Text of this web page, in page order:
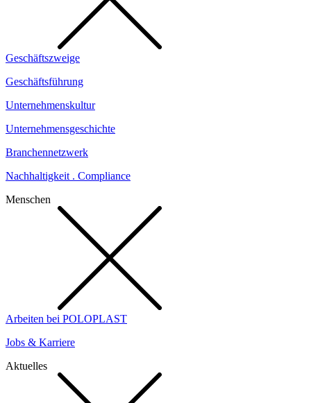
Geschäftszweige
Geschäftsführung
Unternehmenskultur
Unternehmensgeschichte
Branchennetzwerk
Nachhaltigkeit . Compliance
Menschen
Arbeiten bei POLOPLAST
Jobs & Karriere
Aktuelles